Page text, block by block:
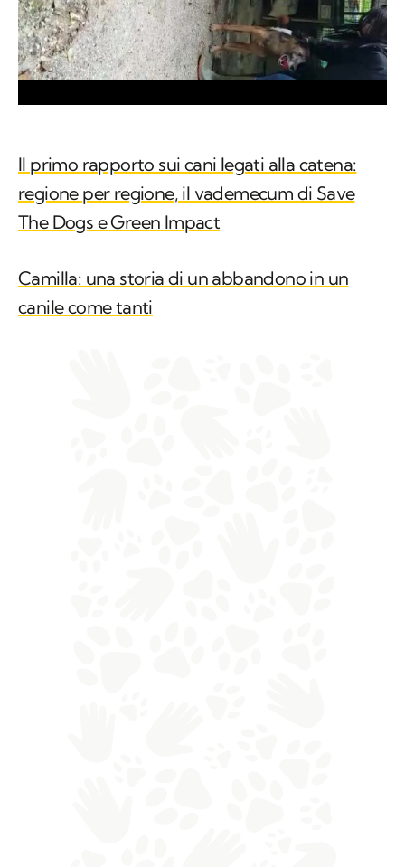
Il primo rapporto sui cani legati alla catena:
regione per regione, il vademecum di Save
The Dogs e Green Impact
Camilla: una storia di un abbandono in un
canile come tanti